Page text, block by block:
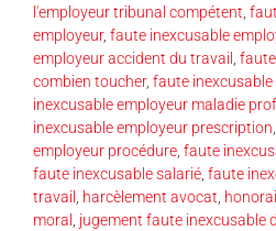
l'employeur tribunal compétent,
employeur, faute inexcusable
employeur accident du travail ,
combien toucher, faute
inexcusable employeur maladie
inexcusable employeur prescription,
employeur procédure, faute
faute inexcusable salarié, faute
travail , harcèlement avocat,
moral , jugement faute inexcusable